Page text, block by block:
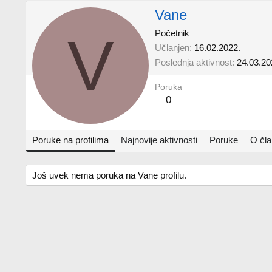
V
Vane
Početnik
Učlanjen 16.02.2022.
Poslednja aktivnost
Poruka
0
Poruke na profilima Najnovije aktivnosti Poruke O
Još uvek nema poruka na Vane profilu.